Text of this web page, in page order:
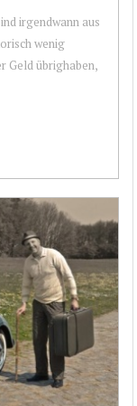
irgendwann aus
wenig
Geld übrighaben,